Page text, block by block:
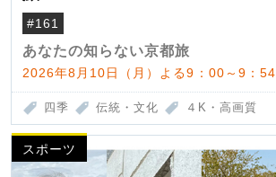
#161
あなたの知らない京都旅
2026年8月10日（月）よる9：00～9：54
四季 伝統・文化 ４K・高画質
スポーツ